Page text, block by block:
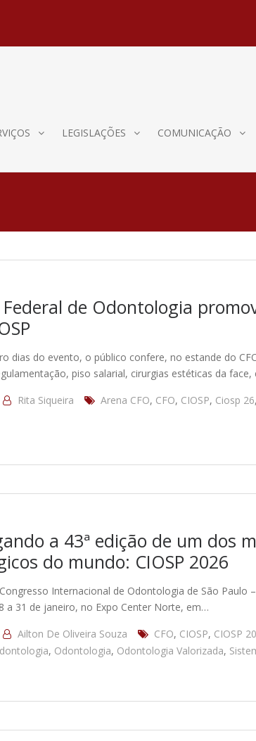
LEGISLAÇÕES COMUNICAÇÃO
Federal de Odontologia
dias do evento, o público confere, no estande do
piso salarial, cirurgias estéticas da
Rita Siqueira Arena CFO, CFO, CIOSP, Ciosp 26,
a 43ª edição de um dos
do mundo: CIOSP 2026
Internacional de Odontologia de São Paulo
a 31 de janeiro, no Expo Center Norte, em…
Ailton De Oliveira Souza CFO, CIOSP, CIOSP
, Odontologia, Odontologia Valorizada,